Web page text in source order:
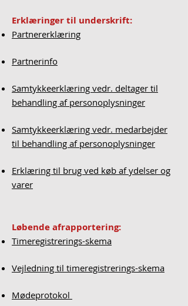
Erklæringer til underskrift:
Partnererklæring
Partnerinfo
Samtykkeerklæring vedr. deltager til
behandling af personoplysninger
Samtykkeerklæring vedr. medarbejder
til behandling af personoplysninger
Erklæring til brug ved køb af ydelser og
varer
Løbende afrapportering:
Timeregistrerings-skema
Vejledning til timeregistrerings-skema
Mødeprotokol